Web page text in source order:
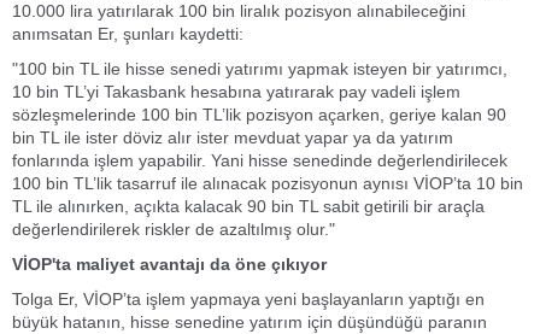
10.000 lira yatırılarak 100 bin liralık pozisyon alınabileceğini
anımsatan Er, şunları kaydetti:
"100 bin TL ile hisse senedi yatırımı yapmak isteyen bir yatırımcı,
10 bin TL’yi Takasbank hesabına yatırarak pay vadeli işlem
sözleşmelerinde 100 bin TL’lik pozisyon açarken, geriye kalan 90
bin TL ile ister döviz alır ister mevduat yapar ya da yatırım
fonlarında işlem yapabilir. Yani hisse senedinde değerlendirilecek
100 bin TL’lik tasarruf ile alınacak pozisyonun aynısı VİOP’ta 10 bin
TL ile alınırken, açıkta kalacak 90 bin TL sabit getirili bir araçla
değerlendirilerek riskler de azaltılmış olur."
VİOP'ta maliyet avantajı da öne çıkıyor
Tolga Er, VİOP’ta işlem yapmaya yeni başlayanların yaptığı en
büyük hatanın, hisse senedine yatırım için düşündüğü paranın